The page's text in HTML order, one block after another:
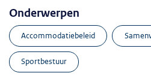
Onderwerpen
accommodatiebeleid
sportbestuur